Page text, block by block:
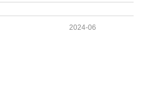
2024-06